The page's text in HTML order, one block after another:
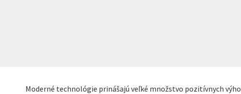
Moderné technológie prinášajú veľké množstvo pozitívnych